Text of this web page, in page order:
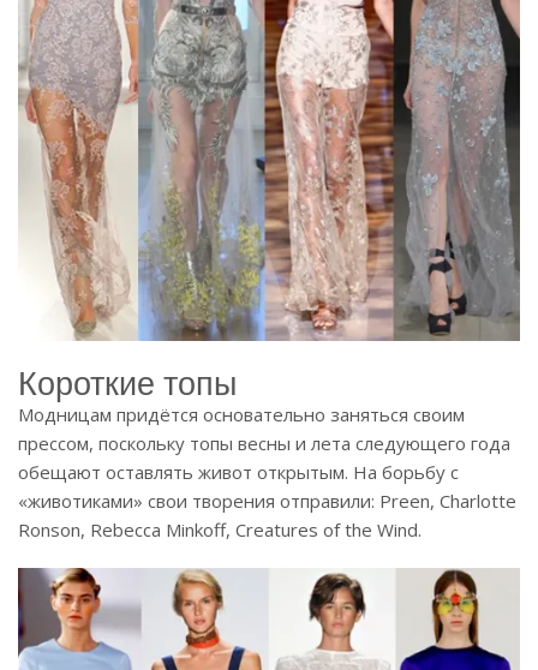
Короткие топы
Модницам придётся основательно заняться своим
прессом, поскольку топы весны и лета следующего года
обещают оставлять живот открытым. На борьбу с
«животиками» свои творения отправили: Preen, Charlotte
Ronson, Rebecca Minkoff, Creatures of the Wind.